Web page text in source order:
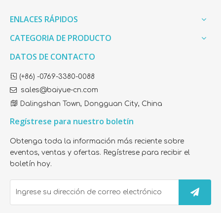
según su petición.
ENLACES RÁPIDOS
CATEGORIA DE PRODUCTO
DATOS DE CONTACTO
 (+86) -0769-3380-0088
 sales@baiyue-cn.com
 Dalingshan Town, Dongguan City, China
Regístrese para nuestro boletín
Obtenga toda la información más reciente sobre
eventos, ventas y ofertas. Regístrese para recibir el
boletín hoy.